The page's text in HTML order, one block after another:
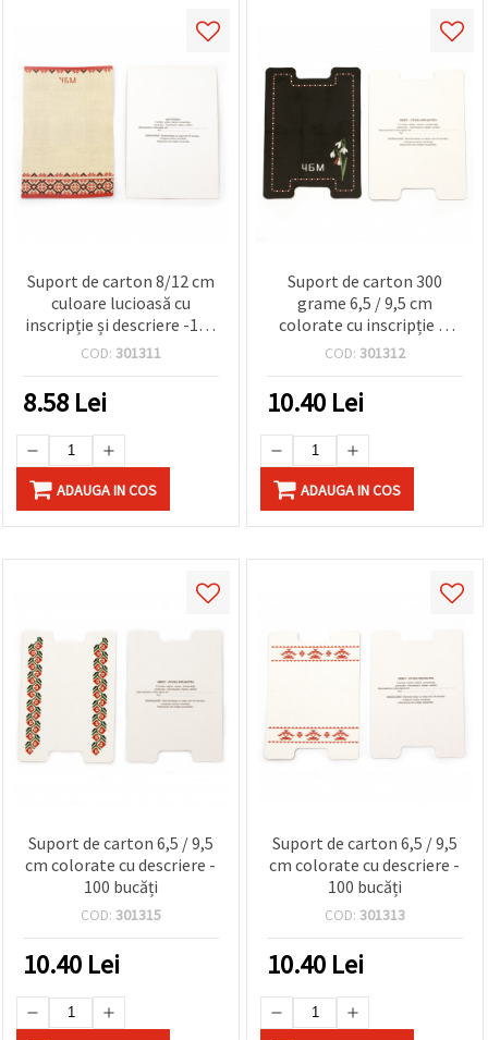
Suport de carton 8/12 cm
culoare lucioasă cu
inscripție și descriere -100
bucăți
COD: 301311
8.58 Lei
ADAUGA IN COS
Suport de carton 300
grame 6,5 / 9,5 cm
colorate cu inscripție și
descriere - 100 bucăți
COD: 301312
10.40 Lei
ADAUGA IN COS
Suport de carton 6,5 / 9,5
cm colorate cu descriere -
100 bucăți
COD: 301315
10.40 Lei
Suport de carton 6,5 / 9,5
cm colorate cu descriere -
100 bucăți
COD: 301313
10.40 Lei